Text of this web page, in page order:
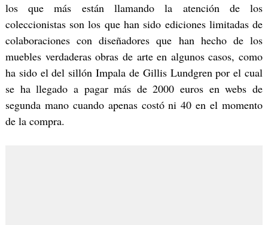
los que más están llamando la atención de los
coleccionistas son los que han sido ediciones limitadas de
colaboraciones con diseñadores que han hecho de los
muebles verdaderas obras de arte en algunos casos, como
ha sido el del sillón Impala de Gillis Lundgren por el cual
se ha llegado a pagar más de 2000 euros en webs de
segunda mano cuando apenas costó ni 40 en el momento
de la compra.